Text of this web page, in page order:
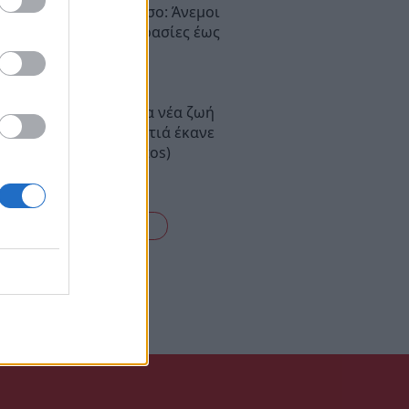
στην Πελοπόννησο: Άνεμοι
μποφόρ και θερμοκρασίες έως
τα πάντα για μια νέα ζωή
Πελοπόννησο – Η φωτιά έκανε
το σπίτι τους (photos)